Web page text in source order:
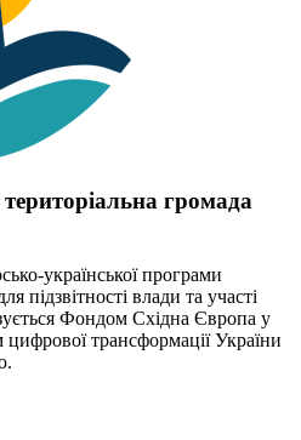
громада
української програми
підзвітності влади та участі
Фондом Східна Європа у
цифрової трансформації України